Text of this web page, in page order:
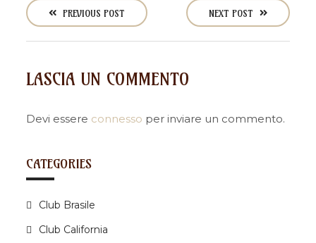
o
s
t
a
i
a
t
o
n
PREVIOUS POST NEXT POST
LASCIA UN COMMENTO
Devi essere connesso per inviare un commento.
CATEGORIES
Club Brasile
Club California